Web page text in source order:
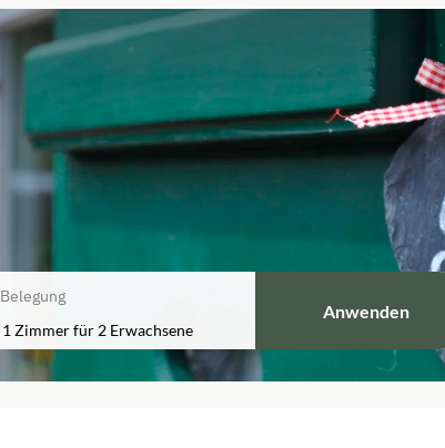
Belegung
1 Zimmerfür 2 Erwachsene
Anwenden